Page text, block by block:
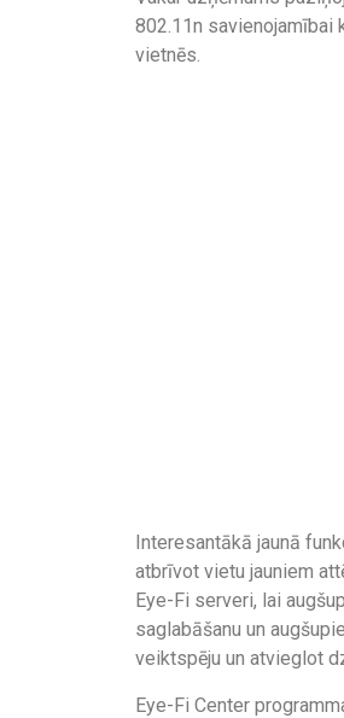
802.11n savienojamībai
vietnēs.
Interesantākā jaunā
atbrīvot vietu jauniem
Eye-Fi serveri, lai
saglabāšanu un
veiktspēju un atvieglot
Eye-Fi Center